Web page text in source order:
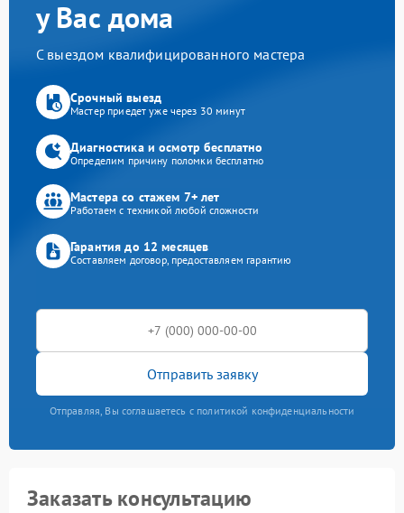
у Вас дома
С выездом квалифицированного мастера
Срочный выезд
Мастер приедет уже через 30 минут
Диагностика и осмотр бесплатно
Определим причину поломки бесплатно
Мастера со стажем 7+ лет
Работаем с техникой любой сложности
Гарантия до 12 месяцев
Составляем договор, предоставляем гарантию
Отправить заявку
Отправляя, Вы соглашаетесь с политикой конфиденциальности
Заказать консультацию